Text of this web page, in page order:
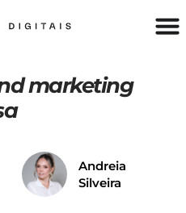
marketing
Andreia
Silveira